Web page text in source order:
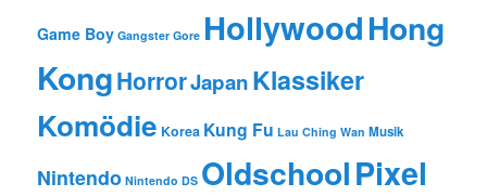
Game Boy Gangster Gore HollywoodHong
KongHorrorJapanKlassiker
Komödie Korea Kung Fu Lau Ching Wan Musik
Nintendo Nintendo DS OldschoolPixel